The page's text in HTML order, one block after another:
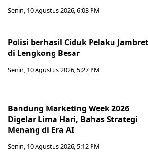
Senin, 10 Agustus 2026, 6:03 PM
Polisi berhasil Ciduk Pelaku Jambret
di Lengkong Besar
Senin, 10 Agustus 2026, 5:27 PM
Bandung Marketing Week 2026
Digelar Lima Hari, Bahas Strategi
Menang di Era AI
Senin, 10 Agustus 2026, 5:12 PM